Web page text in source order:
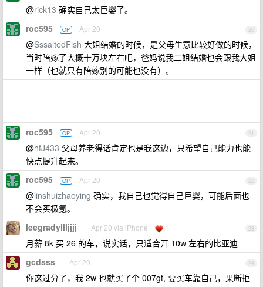
@rick13 确实自己太巨婴了。
20
roc595 OP Apr 20
@SssaltedFish 大姐结婚的时候，是父母生意比较好做的时候，
当时陪嫁了大概十万块左右吧，爸妈说我二姐结婚也会跟我大姐
一样（也就只有陪嫁别的可能也没有）。
21
roc595 OP Apr 20
@hfJ433 父母养老得话肯定也是我这边，只希望自己能力也能
快点提升起来。
22
roc595 OP Apr 20
@linshuizhaoying 确实，我自己也觉得自己巨婴，可能后面也
不会买极氪。
23
leegradyllljjjj Apr 20 via iPhone 1
月薪 8k 买 26 的车，说实话，只适合开 10w 左右的比亚迪
24
gcdsss Apr 20
你这过分了，我 2w 也就买了个 007gt, 要买车靠自己，果断拒